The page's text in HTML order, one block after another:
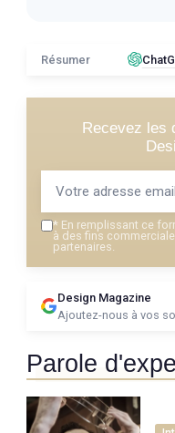
Résumer
Recevez les
* En remplissant ce
à des fins
partenaires.
Design Magazine
Ajoutez-nous à vos
Parole